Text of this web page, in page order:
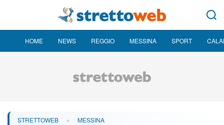
HOME NEWS REGGIO MESSINA SPORT
STRETTOWEB » MESSINA